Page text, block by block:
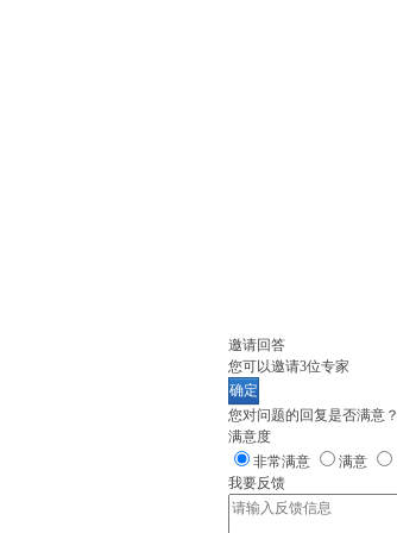
邀请回答
您可以邀请3位专家
确定
您对问题的回复是否满意？
满意度
非常满意
满意
我要反馈